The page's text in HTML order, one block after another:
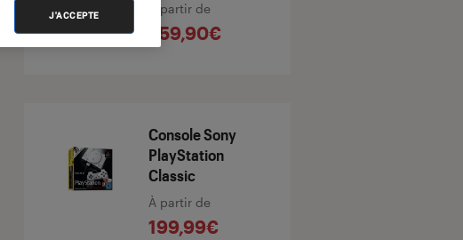
À partir de
259,90€
Console Sony
PlayStation
Classic
À partir de
199,99€
J'ACCEPTE